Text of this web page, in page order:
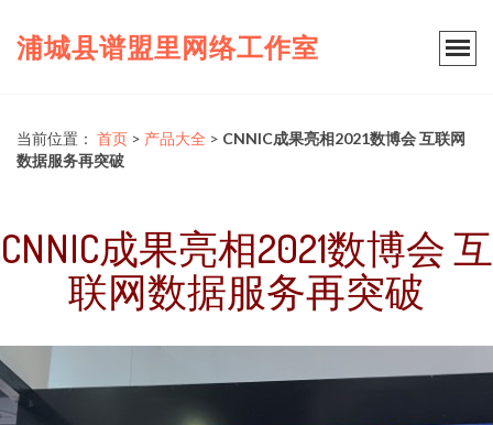
浦城县谱盟里网络工作室
当前位置： 首页 > 产品大全 > CNNIC成果亮相2021数博会 互联网
数据服务再突破
CNNIC成果亮相2021数博会 互
联网数据服务再突破